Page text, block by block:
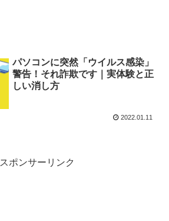
パソコンに突然「ウイルス感染」
警告！それ詐欺です｜実体験と正
しい消し方
2022.01.11
スポンサーリンク